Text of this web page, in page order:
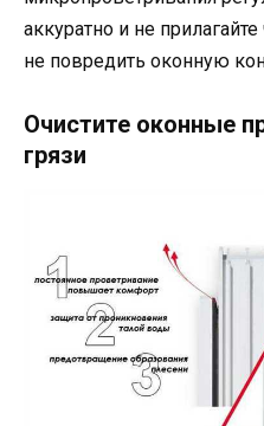
аккуратно и не
не повредить оконную
Очистите оконные
грязи